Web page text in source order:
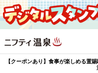
【クーポンあり】食事が楽しめる置